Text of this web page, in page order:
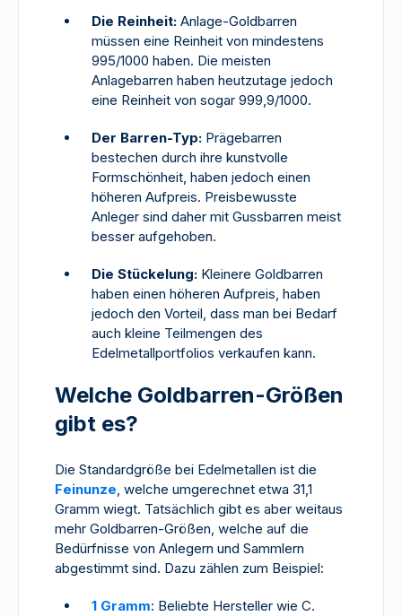
Die Reinheit: Anlage-Goldbarren
müssen eine Reinheit von mindestens
995/1000 haben. Die meisten
Anlagebarren haben heutzutage jedoch
eine Reinheit von sogar 999,9/1000.
Der Barren-Typ: Prägebarren
bestechen durch ihre kunstvolle
Formschönheit, haben jedoch einen
höheren Aufpreis. Preisbewusste
Anleger sind daher mit Gussbarren meist
besser aufgehoben.
Die Stückelung: Kleinere Goldbarren
haben einen höheren Aufpreis, haben
jedoch den Vorteil, dass man bei Bedarf
auch kleine Teilmengen des
Edelmetallportfolios verkaufen kann.
Welche Goldbarren-Größen
gibt es?
Die Standardgröße bei Edelmetallen ist die
Feinunze, welche umgerechnet etwa 31,1
Gramm wiegt. Tatsächlich gibt es aber weitaus
mehr Goldbarren-Größen, welche auf die
Bedürfnisse von Anlegern und Sammlern
abgestimmt sind. Dazu zählen zum Beispiel:
1 Gramm: Beliebte Hersteller wie C.